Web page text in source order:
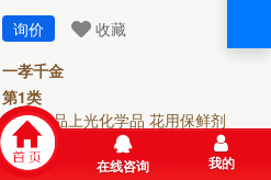
询价
收藏
一孝千金
第1类
酸 纺织品上光化学品 花用保鲜剂
询价 收藏
在线咨询 我的